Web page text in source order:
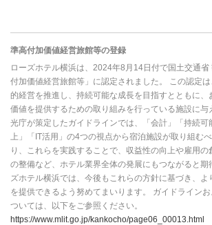
準高付加価値経営旅館等の登録
ローズホテル横浜は、2024年8月14日付で国土交通省
付加価値経営旅館等」に認定されました。 この認定
的経営を推進し、持続可能な成長を目指すとともに、
価値を提供するための取り組みを行っている施設に与
光庁が策定したガイドラインでは、「会計」「持続可
上」「IT活用」の4つの視点から宿泊施設が取り組む
り、これらを実践することで、収益性の向上や雇用の
の整備など、ホテル業界全体の発展にもつながると期
ズホテル横浜では、今後もこれらの方針に基づき、
を提供できるよう努めてまいります。 ガイドライン
ついては、以下をご参照ください。
https://www.mlit.go.jp/kankocho/page06_00013.html